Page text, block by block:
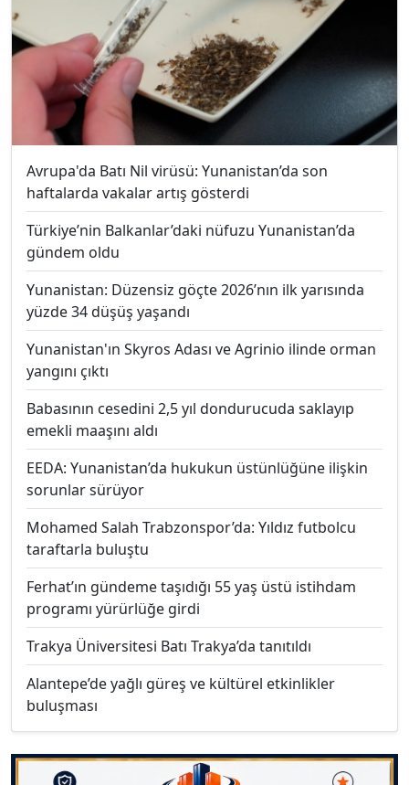
Avrupa'da Batı Nil virüsü: Yunanistan’da son
haftalarda vakalar artış gösterdi
Türkiye’nin Balkanlar’daki nüfuzu Yunanistan’da
gündem oldu
Yunanistan: Düzensiz göçte 2026’nın ilk yarısında
yüzde 34 düşüş yaşandı
Yunanistan'ın Skyros Adası ve Agrinio ilinde orman
yangını çıktı
Babasının cesedini 2,5 yıl dondurucuda saklayıp
emekli maaşını aldı
EEDA: Yunanistan’da hukukun üstünlüğüne ilişkin
sorunlar sürüyor
Mohamed Salah Trabzonspor’da: Yıldız futbolcu
taraftarla buluştu
Ferhat’ın gündeme taşıdığı 55 yaş üstü istihdam
programı yürürlüğe girdi
Trakya Üniversitesi Batı Trakya’da tanıtıldı
Alantepe’de yağlı güreş ve kültürel etkinlikler
buluşması